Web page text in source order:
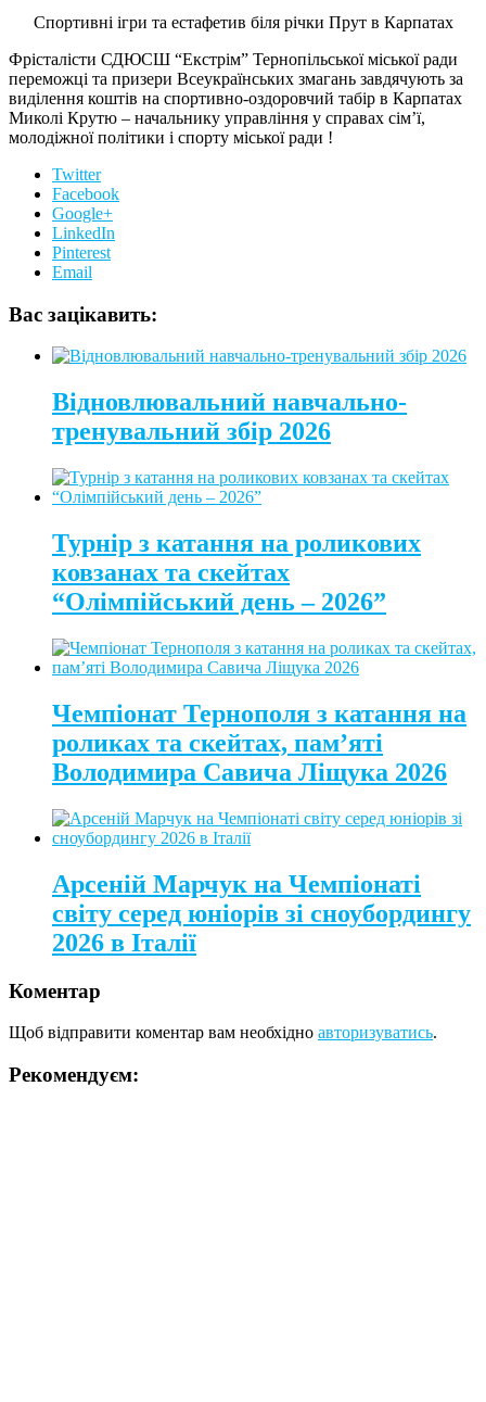
Спортивні ігри та естафетив біля річки Прут в Карпатах
Фрісталісти СДЮСШ “Екстрім” Тернопільської міської ради
переможці та призери Всеукраїнських змагань завдячують за
виділення коштів на спортивно-оздоровчий табір в Карпатах
Миколі Крутю – начальнику управління у справах сім’ї,
молодіжної політики і спорту міської ради !
Twitter
Facebook
Google+
LinkedIn
Pinterest
Email
Вас зацікавить:
Відновлювальний навчально-
тренувальний збір 2026
Турнір з катання на роликових
ковзанах та скейтах
“Олімпійський день – 2026”
Чемпіонат Тернополя з катання на
роликах та скейтах, пам’яті
Володимира Савича Ліщука 2026
Арсеній Марчук на Чемпіонаті
світу серед юніорів зі сноубордингу
2026 в Італії
Коментар
Щоб відправити коментар вам необхідно авторизуватись.
Рекомендуєм: